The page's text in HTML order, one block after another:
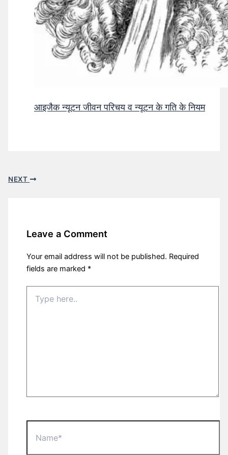
आइजैक न्यूटन जीवन परिचय व न्यूटन के गति के नियम
NEXT
Leave a Comment
Your email address will not be published. Required
fields are marked *
here..